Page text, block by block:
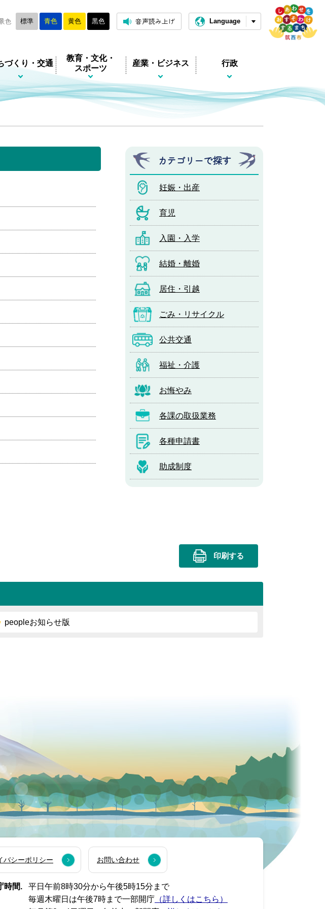
色 標準 青色 黄色 黒色 音声読み上げ Language
づくり・交通
教育・文化・
スポーツ
産業・ビジネス 行政
印刷する
カテゴリーで探す
妊娠・出産
育児
入園・入学
結婚・離婚
居住・引越
ごみ・リサイクル
公共交通
福祉・介護
お悔やみ
各課の取扱業務
各種申請書
助成制度
peopleお知らせ版
バシーポリシー お問い合わせ
時間.
平日午前8時30分から午後5時15分まで
毎週木曜日は午後7時まで一部開庁 （詳しくはこちら）